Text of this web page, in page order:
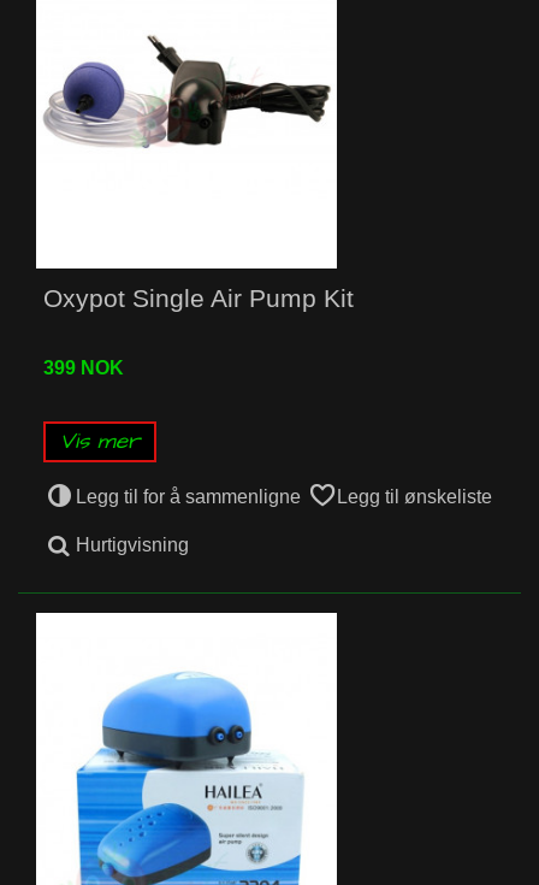
Oxypot Single Air Pump Kit
399 NOK
Vis mer
Legg til for å sammenligne Legg til ønskeliste
Hurtigvisning